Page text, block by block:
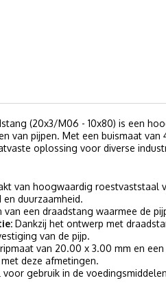
(20x3/M06 - 10x80) is een
van pijpen. Met een buismaat
oplossing voor diverse
van hoogwaardig roestvaststaal
duurzaamheid.
van een draadstang waarmee de
Dankzij het ontwerp met
van de pijp.
van 20.00 x 3.00 mm en
deze afmetingen.
voor gebruik in de